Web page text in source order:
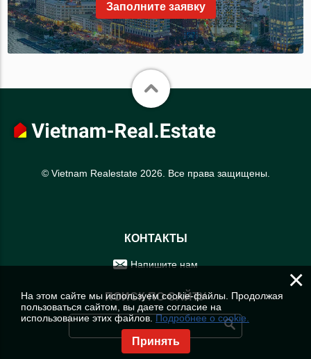
Заполните заявку
© Vietnam Realestate 2026. Все права защищены.
КОНТАКТЫ
Напишите нам
ПОИСК ПО САЙТУ
×
На этом сайте мы используем cookie-файлы. Продолжая
пользоваться сайтом, вы даете согласие на
использование этих файлов.Подробнее о cookie.
Принять